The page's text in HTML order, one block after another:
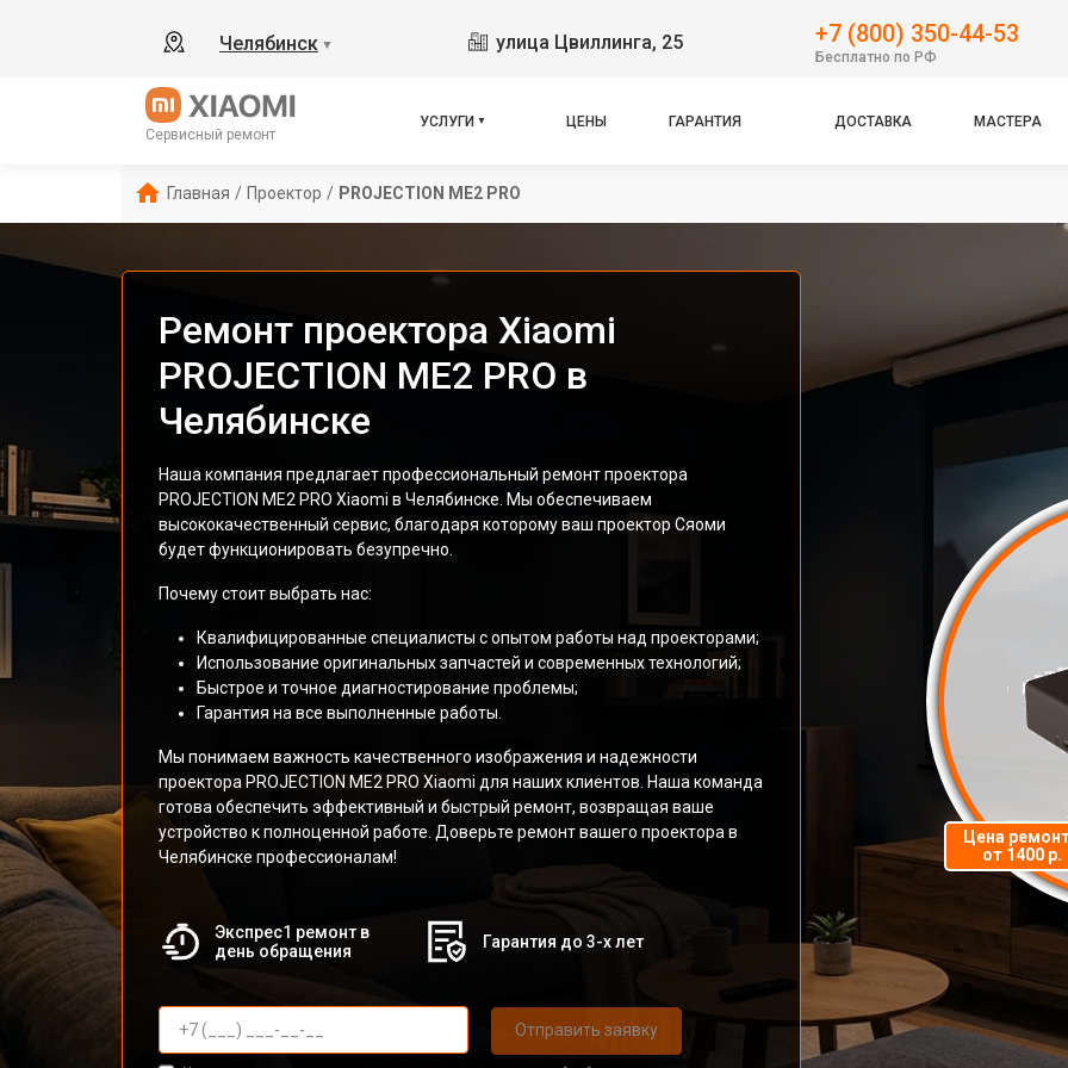
Челябинск ▼ улица Цвиллинга, 25 +7 (800) 350-44-53
Бесплатно по РФ
Сервисный ремонт
УСЛУГИ ЦЕНЫ ГАРАНТИЯ ДОСТАВКА МАСТЕРА
Главная / Проектор / PROJECTION ME2 PRO
Ремонт проектора Xiaomi
PROJECTION ME2 PRO в
Челябинске
Наша компания предлагает профессиональный ремонт проектора
PROJECTION ME2 PRO Xiaomi в Челябинске. Мы обеспечиваем
высококачественный сервис, благодаря которому ваш проектор Сяоми
будет функционировать безупречно.
Почему стоит выбрать нас:
Квалифицированные специалисты с опытом работы над проекторами;
Использование оригинальных запчастей и современных технологий;
Быстрое и точное диагностирование проблемы;
Гарантия на все выполненные работы.
Мы понимаем важность качественного изображения и надежности
проектора PROJECTION ME2 PRO Xiaomi для наших клиентов. Наша команда
готова обеспечить эффективный и быстрый ремонт, возвращая ваше
устройство к полноценной работе. Доверьте ремонт вашего проектора в
Челябинске профессионалам!
Экспрес1 ремонт в
день обращения
Гарантия до 3-х лет
Отправить заявку
Цена
от 1400 р.